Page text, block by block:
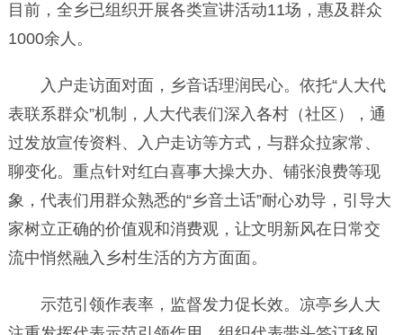
目前，全乡已组织开展各类宣讲活动11场，惠及群众
1000余人。
入户走访面对面，乡音话理润民心。依托“人大代
表联系群众”机制，人大代表们深入各村（社区），通
过发放宣传资料、入户走访等方式，与群众拉家常、
聊变化。重点针对红白喜事大操大办、铺张浪费等现
象，代表们用群众熟悉的“乡音土话”耐心劝导，引导大
家树立正确的价值观和消费观，让文明新风在日常交
流中悄然融入乡村生活的方方面面。
示范引领作表率，监督发力促长效。凉亭乡人大